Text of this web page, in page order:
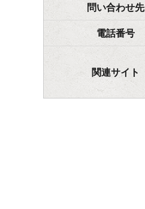
問い合わせ先
電話番号
関連サイト